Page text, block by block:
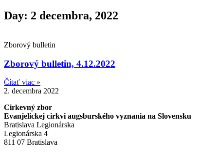
Day: 2 decembra, 2022
Zborový bulletin
Zborový bulletin, 4.12.2022
Čítať viac »
2. decembra 2022
Cirkevný zbor
Evanjelickej cirkvi augsburského vyznania na Slovensku
Bratislava Legionárska
Legionárska 4
811 07 Bratislava